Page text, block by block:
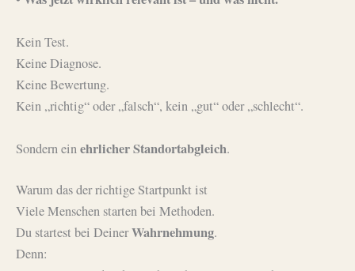
Kein Test.
Keine Diagnose.
Keine Bewertung.
Kein „richtig“ oder „falsch“, kein „gut“ oder „schlecht“.
Sondern einehrlicher Standortabgleich.
Warum das der richtige Startpunkt ist
Viele Menschen starten bei Methoden.
Du startest bei DeinerWahrnehmung.
Denn: